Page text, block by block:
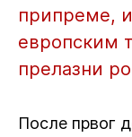
припреме,
европским
прелазни
После првог